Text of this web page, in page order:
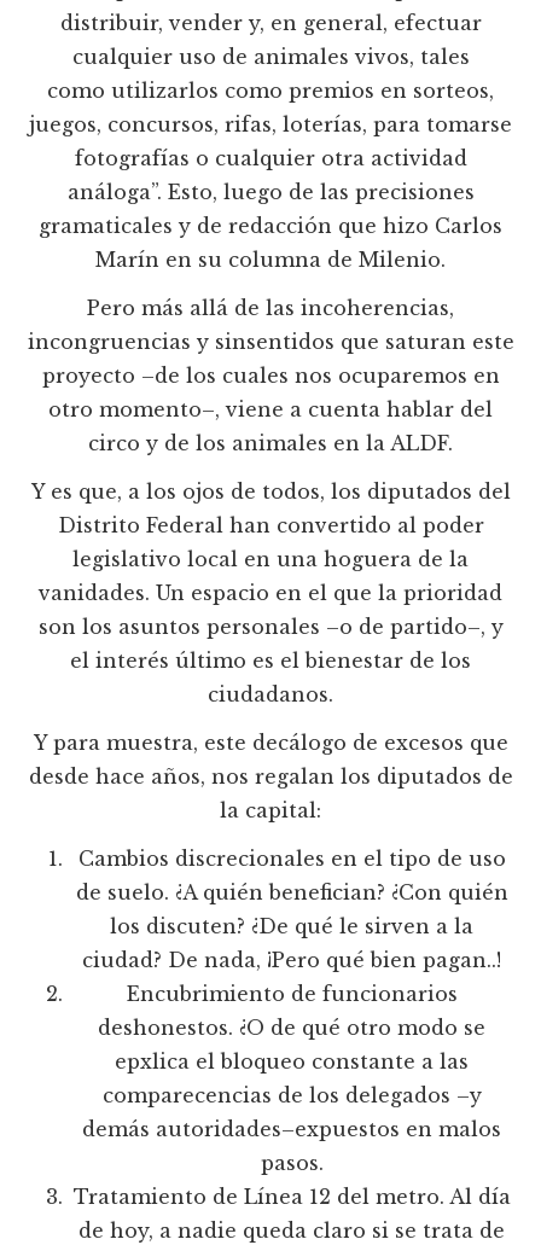
distribuir, vender y, en general, efectuar
cualquier uso de animales vivos, tales
como utilizarlos como premios en sorteos,
juegos, concursos, rifas, loterías, para tomarse
fotografías o cualquier otra actividad
análoga”. Esto, luego de las precisiones
gramaticales y de redacción que hizo Carlos
Marín en su columna de Milenio.
Pero más allá de las incoherencias,
incongruencias y sinsentidos que saturan este
proyecto –de los cuales nos ocuparemos en
otro momento–, viene a cuenta hablar del
circo y de los animales en la ALDF.
Y es que, a los ojos de todos, los diputados del
Distrito Federal han convertido al poder
legislativo local en una hoguera de la
vanidades. Un espacio en el que la prioridad
son los asuntos personales –o de partido–, y
el interés último es el bienestar de los
ciudadanos.
Y para muestra, este decálogo de excesos que
desde hace años, nos regalan los diputados de
la capital:
Cambios discrecionales en el tipo de uso
de suelo. ¿A quién benefician? ¿Con quién
los discuten? ¿De qué le sirven a la
ciudad? De nada, ¡Pero qué bien pagan..!
Encubrimiento de funcionarios
deshonestos. ¿O de qué otro modo se
epxlica el bloqueo constante a las
comparecencias de los delegados –y
demás autoridades–expuestos en malos
pasos.
Tratamiento de Línea 12 del metro. Al día
de hoy, a nadie queda claro si se trata de